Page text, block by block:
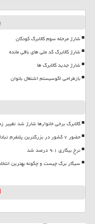
شارژ مرحله سوم کالابرگ کودکان
شارژ کالابرگ کد ملی های باقی مانده
شارژ جدید کالابرگ ها
بازطراحی اکوسیستم اشتغال بانوان
کالابرگ برخی خانوارها شارژ شد
حضور ۷ کشور در بزرگترین پلتفرم تبادلات تجاری حوزه ساخت وساز
نرخ بیکاری ۹،۱ درصد شد
سیگار برگ چیست و چگونه بهترین